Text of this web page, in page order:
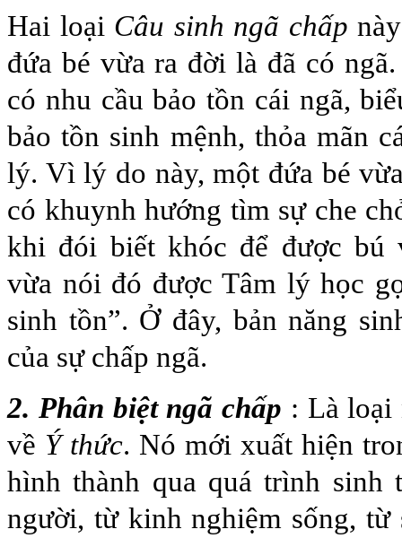
Hai loại Câu sinh ngã chấp
đứa bé vừa ra đời là đã có
có nhu cầu bảo tồn cái ngã,
bảo tồn sinh mệnh, thỏa mãn
lý. Vì lý do này, một đứa bé
có khuynh hướng tìm sự che
khi đói biết khóc để được bú
vừa nói đó được Tâm lý học
sinh tồn”. Ở đây, bản năng
của sự chấp ngã.
2. Phân biệt ngã chấp : Là loại
về Ý thức. Nó mới xuất hiện
hình thành qua quá trình sinh
người, từ kinh nghiệm sống, từ